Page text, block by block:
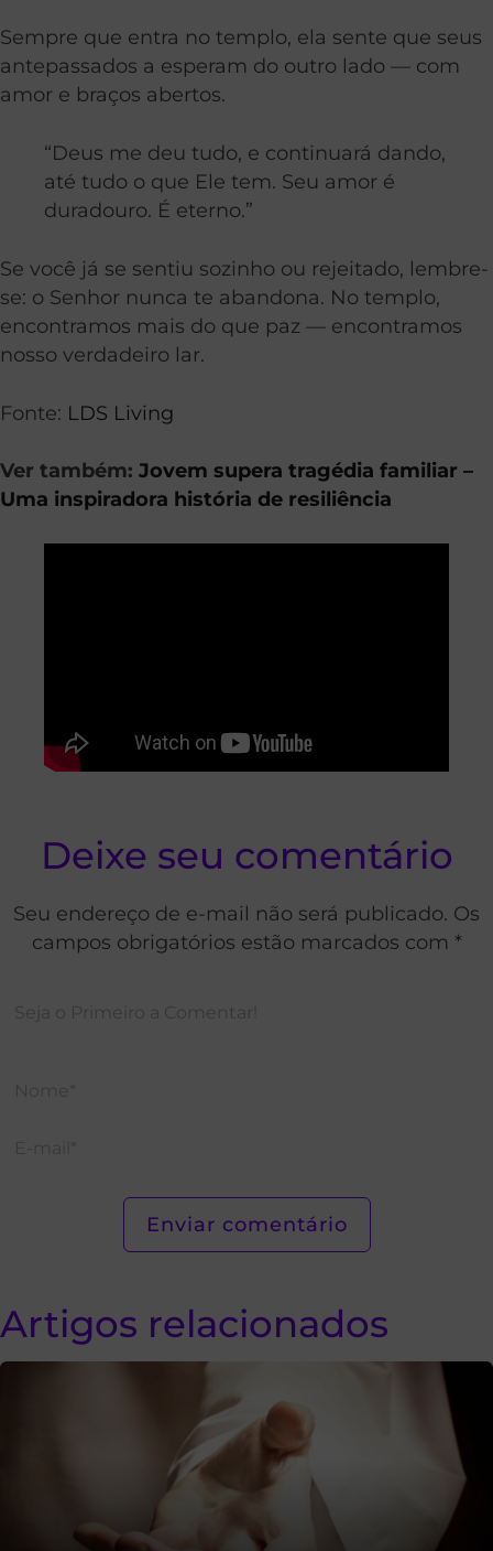
Sempre que entra no templo, ela sente que seus
antepassados a esperam do outro lado — com
amor e braços abertos.
“Deus me deu tudo, e continuará dando,
até tudo o que Ele tem. Seu amor é
duradouro. É eterno.”
Se você já se sentiu sozinho ou rejeitado, lembre-
se: o Senhor nunca te abandona. No templo,
encontramos mais do que paz — encontramos
nosso verdadeiro lar.
Fonte: LDS Living
Ver também: Jovem supera tragédia familiar –
Uma inspiradora história de resiliência
Deixe seu comentário
Seu endereço de e-mail não será publicado. Os
campos obrigatórios estão marcados com *
Artigos relacionados